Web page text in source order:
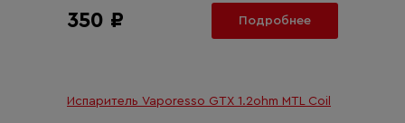
350 ₽ Подробнее
Испаритель Vaporesso GTX 1.2ohm MTL Coil